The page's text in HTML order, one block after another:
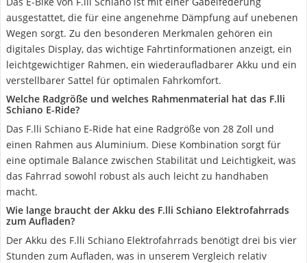
ausgestattet, die für eine angenehme Dämpfung auf unebenen
Wegen sorgt. Zu den besonderen Merkmalen gehören ein
digitales Display, das wichtige Fahrtinformationen anzeigt, ein
leichtgewichtiger Rahmen, ein wiederaufladbarer Akku und ein
verstellbarer Sattel für optimalen Fahrkomfort.
Welche Radgröße und welches Rahmenmaterial hat das F.lli
Schiano E-Ride?
Das F.lli Schiano E-Ride hat eine Radgröße von 28 Zoll und
einen Rahmen aus Aluminium. Diese Kombination sorgt für
eine optimale Balance zwischen Stabilität und Leichtigkeit, was
das Fahrrad sowohl robust als auch leicht zu handhaben
macht.
Wie lange braucht der Akku des F.lli Schiano Elektrofahrrads
zum Aufladen?
Der Akku des F.lli Schiano Elektrofahrrads benötigt drei bis vier
Stunden zum Aufladen, was in unserem Vergleich relativ